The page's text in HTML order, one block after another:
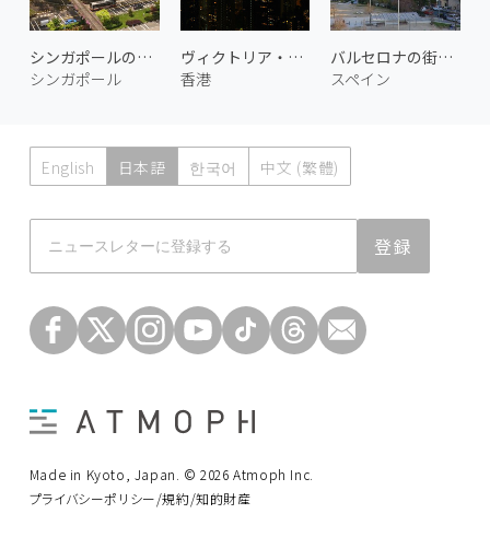
シンガポールの街並み 2
シンガポール
ヴィクトリア・ピークの夜景 2
香港
バルセロナの街並み 2
スペイン
English 日本語 한국어 中文 (繁體)
登録
Made in Kyoto, Japan. © 2026 Atmoph Inc.
プライバシーポリシー/規約/知的財産